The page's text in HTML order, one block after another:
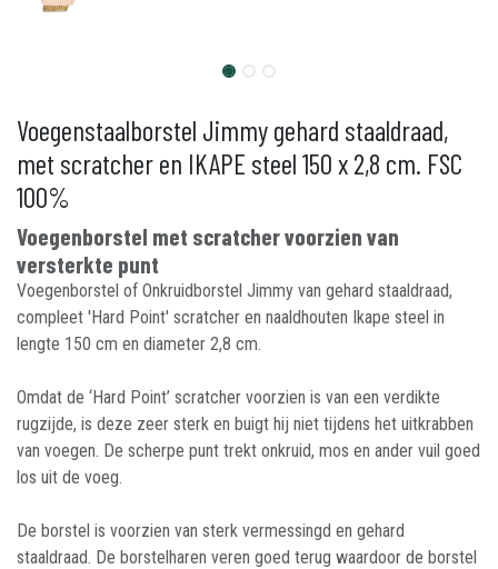
Voegenstaalborstel Jimmy gehard staaldraad,
met scratcher en IKAPE steel 150 x 2,8 cm. FSC
100%
Voegenborstel met scratcher voorzien van
versterkte punt
Voegenborstel of Onkruidborstel Jimmy van gehard staaldraad,
compleet 'Hard Point' scratcher en naaldhouten Ikape steel in
lengte 150 cm en diameter 2,8 cm.
Omdat de ‘Hard Point’ scratcher voorzien is van een verdikte
rugzijde, is deze zeer sterk en buigt hij niet tijdens het uitkrabben
van voegen. De scherpe punt trekt onkruid, mos en ander vuil goed
los uit de voeg.
De borstel is voorzien van sterk vermessingd en gehard
staaldraad. De borstelharen veren goed terug waardoor de borstel